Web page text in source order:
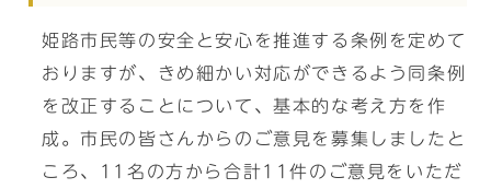
姫路市民等の安全と安心を推進する条例を定めて
おりますが、きめ細かい対応ができるよう同条例
を改正することについて、基本的な考え方を作
成。市民の皆さんからのご意見を募集しましたと
ころ、11名の方から合計11件のご意見をいただ